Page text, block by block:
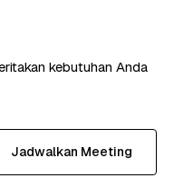
kebutuhan Anda
Jadwalkan Meeting